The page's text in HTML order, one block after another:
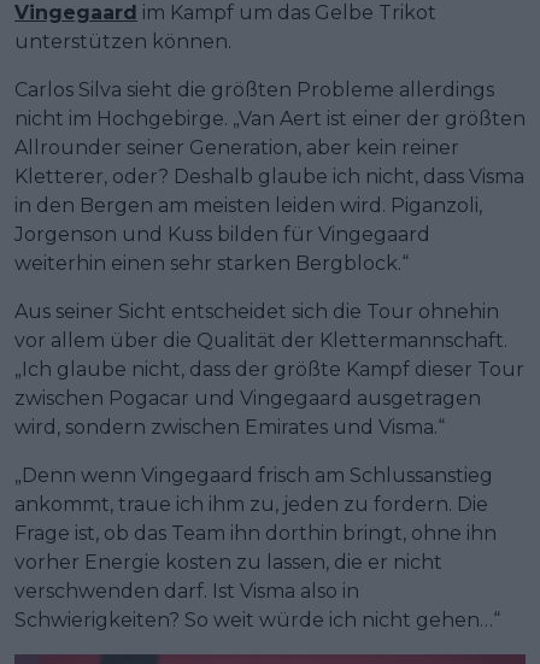
Vingegaard im Kampf um das Gelbe Trikot
unterstützen können.
Carlos Silva sieht die größten Probleme allerdings
nicht im Hochgebirge. „Van Aert ist einer der größten
Allrounder seiner Generation, aber kein reiner
Kletterer, oder? Deshalb glaube ich nicht, dass Visma
in den Bergen am meisten leiden wird. Piganzoli,
Jorgenson und Kuss bilden für Vingegaard
weiterhin einen sehr starken Bergblock.“
Aus seiner Sicht entscheidet sich die Tour ohnehin
vor allem über die Qualität der Klettermannschaft.
„Ich glaube nicht, dass der größte Kampf dieser Tour
zwischen Pogacar und Vingegaard ausgetragen
wird, sondern zwischen Emirates und Visma.“
„Denn wenn Vingegaard frisch am Schlussanstieg
ankommt, traue ich ihm zu, jeden zu fordern. Die
Frage ist, ob das Team ihn dorthin bringt, ohne ihn
vorher Energie kosten zu lassen, die er nicht
verschwenden darf. Ist Visma also in
Schwierigkeiten? So weit würde ich nicht gehen…“